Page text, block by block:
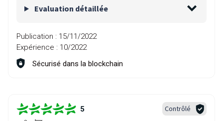
Evaluation détaillée
Publication : 15/11/2022
Expérience : 10/2022
Sécurisé dans la blockchain
5 Contrôlé